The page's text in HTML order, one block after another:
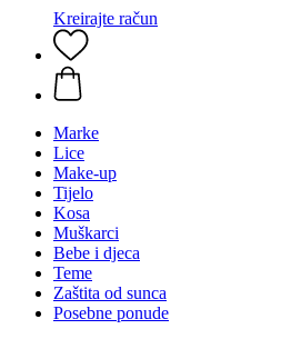
Kreirajte račun
Marke
Lice
Make-up
Tijelo
Kosa
Muškarci
Bebe i djeca
Teme
Zaštita od sunca
Posebne ponude